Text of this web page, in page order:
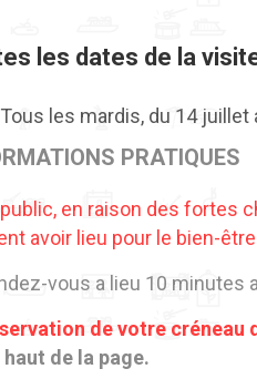
les dates de la
Tous les mardis, du 14 juillet
PRATIQUES
en raison des fortes
avoir lieu pour le bien-
vous a lieu 10 minutes
de votre
haut de la page.